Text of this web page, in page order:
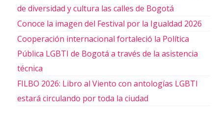
de diversidad y cultura las calles de Bogotá
Conoce la imagen del Festival por la Igualdad 2026
Cooperación internacional fortaleció la Política
Pública LGBTI de Bogotá a través de la asistencia
técnica
FILBO 2026: Libro al Viento con antologías LGBTI
estará circulando por toda la ciudad